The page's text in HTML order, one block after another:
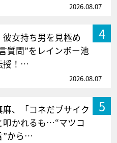
2026.08.07
4
彼女持ち男を見極め
質問”をレインボー池
授！…
2026.08.07
5
麻、「コネだブサイク
叩かれるも…“マツコ
”から…